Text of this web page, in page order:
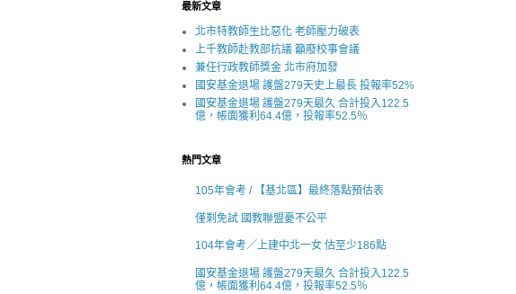
最新文章
北市特教師生比惡化 老師壓力破表
上千教師赴教部抗議 籲廢校事會議
兼任行政教師獎金 北市府加發
國安基金退場 護盤279天史上最長 投報率52%
國安基金退場 護盤279天最久 合計投入122.5
億，帳面獲利64.4億，投報率52.5％
熱門文章
105年會考 / 【基北區】最終落點預估表
僅剩免試 國教聯盟憂不公平
104年會考／上建中北一女 估至少186點
國安基金退場 護盤279天最久 合計投入122.5
億，帳面獲利64.4億，投報率52.5％